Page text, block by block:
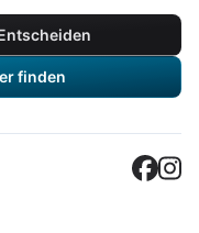
finden